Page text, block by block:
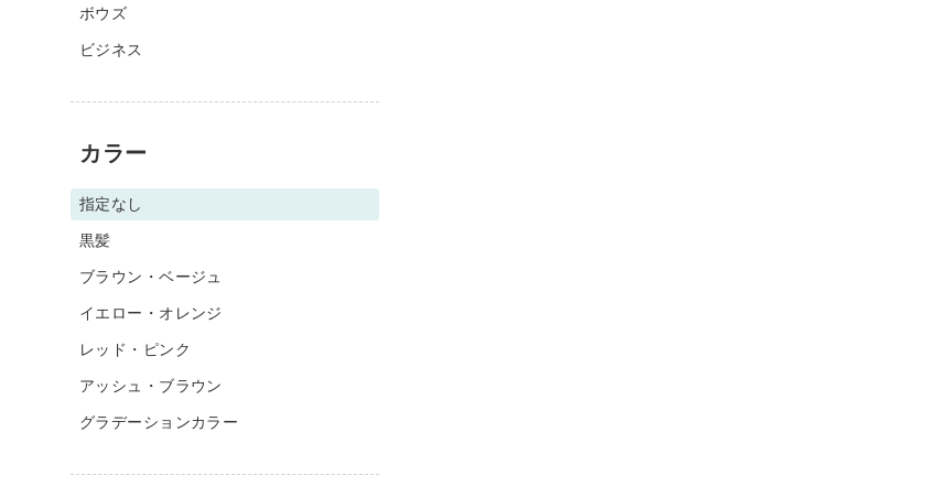
ボウズ
ビジネス
カラー
指定なし
黒髪
ブラウン・ベージュ
イエロー・オレンジ
レッド・ピンク
アッシュ・ブラウン
グラデーションカラー